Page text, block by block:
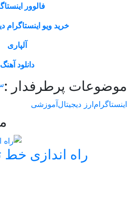
فالوور اینستاگرام
خرید ویو اینستاگرام دیجی
آلپاری
دانلود آهنگ
پرطرفدار :
ارز دیجیتالآموزشی
راه اندازی خط